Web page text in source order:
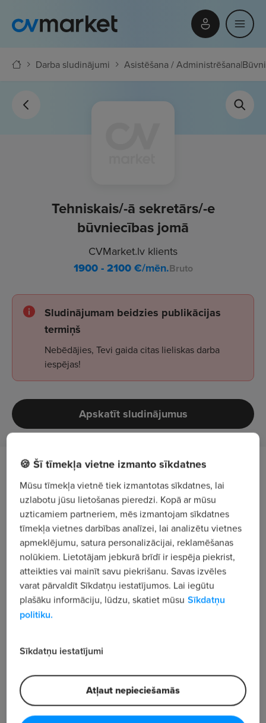
Darba sludinājumi Asistēšana / Administrēšana|
Tehniskais/-ā sekretārs/-e
būvniecības jomā
CVMarket.lv klients
1900 - 2100€/mēn.Bruto
Sludinājumam beidzies publikācijas
termiņš
Nebēdājies, Tevi gaida citas lieliskas darba
iespējas!
Apskatīt sludinājumus
Darba apraksts
Darba apjomam palielinoties, aicinām
pievienoties mūsu komandaitehnisko sekretāru
būvniecības jomā.
Amata pienākumi:
Tehniskās dokumentācijas (tāmes, deklarācijas,
akti, izpilddokumentācija u.c.) sastādīšana;
projektu lietvedības dokumentēšana un aprites
darbs BIS sistēmā.
Amata prasības:
Atbilstoša tehniskā izglītība.
🍪 Šī tīmekļa vietne izmanto sīkdatnes
Mūsu tīmekļa vietnē tiek izmantotas sīkdatnes, lai
uzlabotu jūsu lietošanas pieredzi. Kopā ar mūsu
uzticamiem partneriem, mēs izmantojam sīkdatnes
tīmekļa vietnes darbības analīzei, lai analizētu vietnes
apmeklējumu, satura personalizācijai, reklamēšanas
nolūkiem. Lietotājam jebkurā brīdī ir iespēja piekrist,
atteikties vai mainīt savu piekrišanu. Savas izvēles
varat pārvaldīt Sīkdatņu iestatījumos. Lai iegūtu
plašāku informāciju, lūdzu, skatiet mūsu Sīkdatņu
politiku.
Sīkdatņu iestatījumi
Atļaut nepieciešamās